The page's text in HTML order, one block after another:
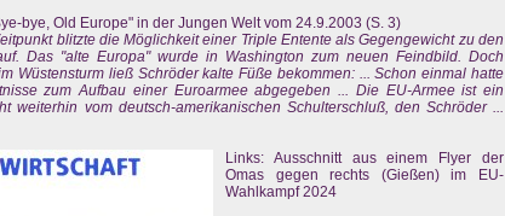
bye, Old Europe" in der Jungen Welt vom 24.9.2003 (S. 3)
blitzte die Möglichkeit einer Triple Entente als Gegengewicht zu den
Das "alte Europa" wurde in Washington zum neuen Feindbild. Doch
Wüstensturm ließ Schröder kalte Füße bekommen: ... Schon einmal hatte
zum Aufbau einer Euroarmee abgegeben ... Die EU-Armee ist ein
weiterhin vom deutsch-amerikanischen Schulterschluß, den Schröder ...
Links: Ausschnitt aus einem Flyer der
Omas gegen rechts (Gießen) im EU-
Wahlkampf 2024